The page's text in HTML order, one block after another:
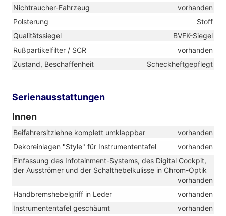
Nichtraucher-Fahrzeug
vorhanden
Polsterung
Stoff
Qualitätssiegel
BVFK-Siegel
Rußpartikelfilter / SCR
vorhanden
Zustand, Beschaffenheit
Scheckheftgepflegt
Serienausstattungen
Innen
Beifahrersitzlehne komplett umklappbar
vorhanden
Dekoreinlagen "Style" für Instrumententafel
vorhanden
Einfassung des Infotainment-Systems, des Digital Cockpit,
der Ausströmer und der Schalthebelkulisse in Chrom-Optik
vorhanden
Handbremshebelgriff in Leder
vorhanden
Instrumententafel geschäumt
vorhanden